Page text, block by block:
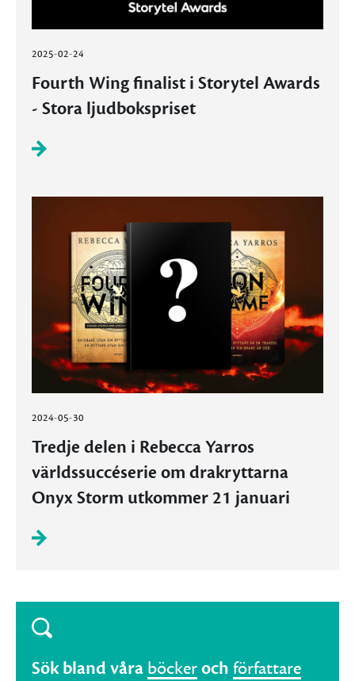
2025-02-24
Fourth Wing finalist i Storytel Awards
- Stora ljudbokspriset
2024-05-30
Tredje delen i Rebecca Yarros
världssuccéserie om drakryttarna
Onyx Storm utkommer 21 januari
Sök bland våra böckeroch författare